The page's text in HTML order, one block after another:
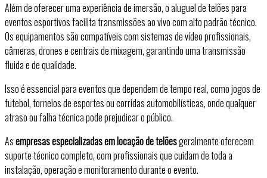
Além de oferecer uma experiência de imersão, o aluguel de telões para
eventos esportivos facilita transmissões ao vivo com alto padrão técnico.
Os equipamentos são compatíveis com sistemas de vídeo profissionais,
câmeras, drones e centrais de mixagem, garantindo uma transmissão
fluida e de qualidade.
Isso é essencial para eventos que dependem de tempo real, como jogos de
futebol, torneios de esportes ou corridas automobilísticas, onde qualquer
atraso ou falha técnica pode prejudicar o público.
Asempresas especializadas em locação de telõesgeralmente oferecem
suporte técnico completo, com profissionais que cuidam de toda a
instalação, operação e monitoramento durante o evento.